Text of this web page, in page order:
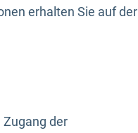
erhalten Sie auf der
Zugang der